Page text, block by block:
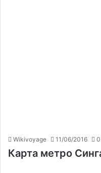
Wikivoyage 11/06/2016 0
Карта метро